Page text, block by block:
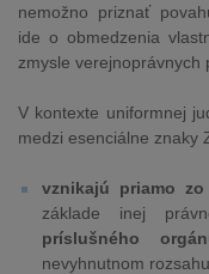
nemožno priznať
ide o obmedzenia
zmysle verejnoprávnych
V kontexte uniformnej
medzi esenciálne znaky
vznikajú priamo zo
základe inej
príslušného
nevyhnutnom